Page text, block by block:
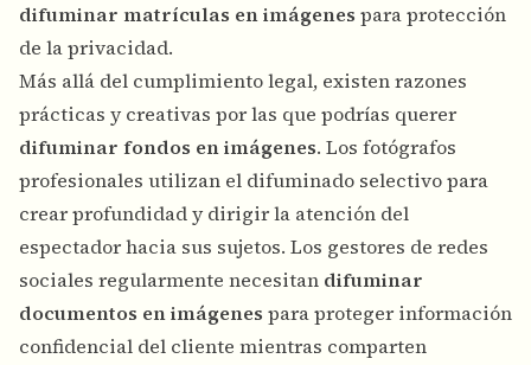
difuminar matrículas en imágenes para protección
de la privacidad.
Más allá del cumplimiento legal, existen razones
prácticas y creativas por las que podrías querer
difuminar fondos en imágenes. Los fotógrafos
profesionales utilizan el difuminado selectivo para
crear profundidad y dirigir la atención del
espectador hacia sus sujetos. Los gestores de redes
sociales regularmente necesitan difuminar
documentos en imágenes para proteger información
confidencial del cliente mientras comparten